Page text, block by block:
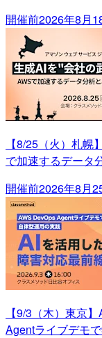
開催前2026年8月
【8/25（火）札幌
で加速するデータ
開催前2026年8月
【9/3（木）東京
Agentライブデモ